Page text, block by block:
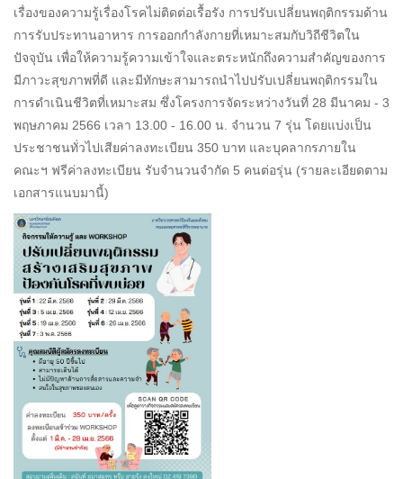
เรื่องของความรู้เรื่องโรคไม่ติดต่อเรื้อรัง การปรับเปลี่ยนพฤติกรรมด้าน
การรับประทานอาหาร การออกกำลังกายที่เหมาะสมกับวิถีชีวิตใน
ปัจจุบัน เพื่อให้ความรู้ความเข้าใจและตระหนักถึงความสำคัญของการ
มีภาวะสุขภาพที่ดี และมีทักษะสามารถนำไปปรับเปลี่ยนพฤติกรรมใน
การดำเนินชีวิตที่เหมาะสม ซึ่งโครงการจัดระหว่างวันที่ 28 มีนาคม - 3
พฤษภาคม 2566 เวลา 13.00 - 16.00 น. จำนวน 7 รุ่น โดยแบ่งเป็น
ประชาชนทั่วไปเสียค่าลงทะเบียน 350 บาท และบุคลากรภายใน
คณะฯ ฟรีค่าลงทะเบียน รับจำนวนจำกัด 5 คนต่อรุ่น (รายละเอียดตาม
เอกสารแนบมานี้)